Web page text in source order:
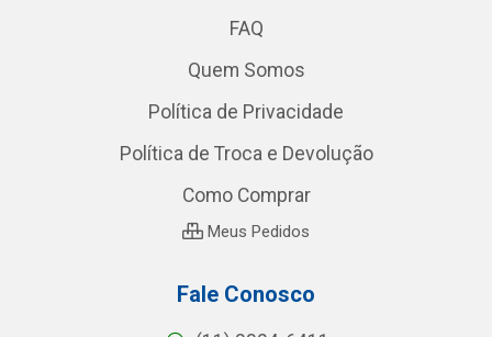
FAQ
Quem Somos
Política de Privacidade
Política de Troca e Devolução
Como Comprar
Meus Pedidos
Fale Conosco